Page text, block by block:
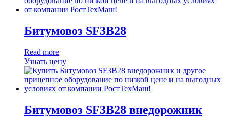
Битумовоз SF3B28
Read more
Узнать цену
Битумовоз SF3B28 внедорожник